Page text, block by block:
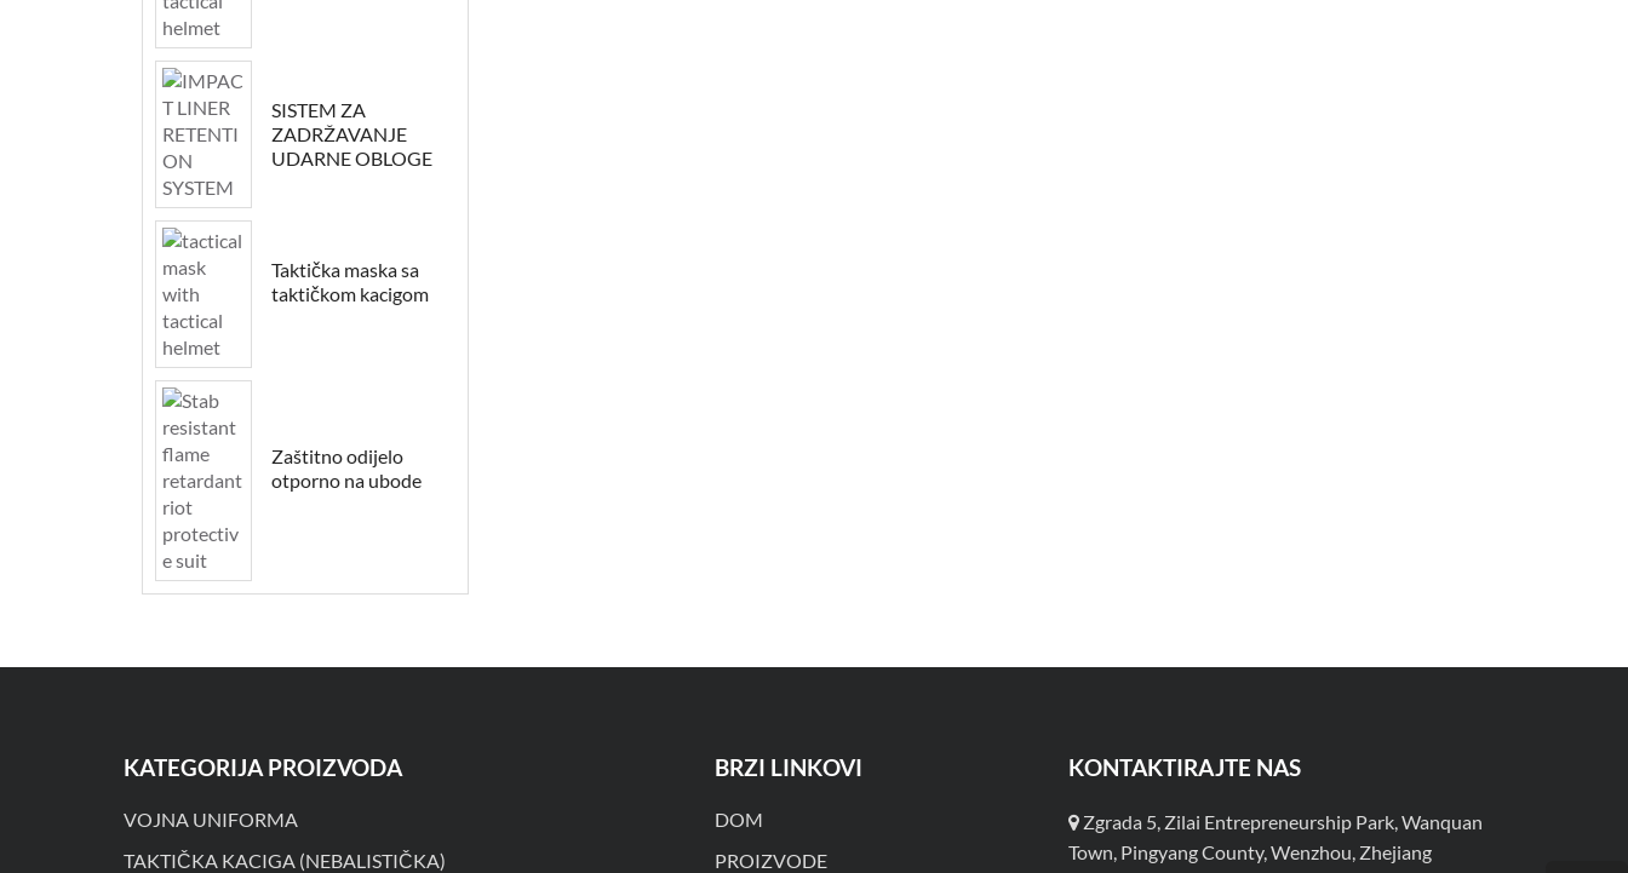
SISTEM ZA
ZADRŽAVANJE
UDARNE OBLOGE
Taktička maska sa
taktičkom kacigom
Zaštitno odijelo
otporno na ubode
KATEGORIJA PROIZVODA
VOJNA UNIFORMA
TAKTIČKA KACIGA (NEBALISTIČKA)
BRZI LINKOVI
DOM
PROIZVODE
KONTAKTIRAJTE NAS
Zgrada 5, Zilai Entrepreneurship Park, Wanquan
Town, Pingyang County, Wenzhou, Zhejiang